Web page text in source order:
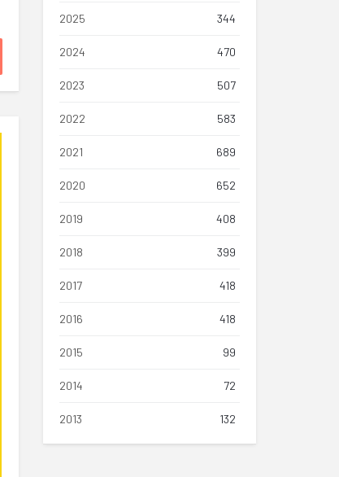
2025 344
2024 470
2023 507
2022 583
2021 689
2020 652
2019 408
2018 399
2017 418
2016 418
2015 99
2014 72
2013 132